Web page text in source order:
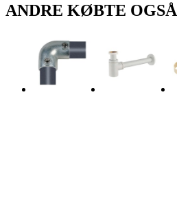
ANDRE KØBTE OGSÅ